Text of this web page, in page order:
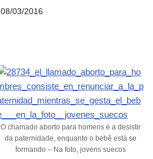
08/03/2016
O chamado aborto para homens é a desistir
da paternidade, enquanto o bebê está se
formando – Na foto, jovens suecos